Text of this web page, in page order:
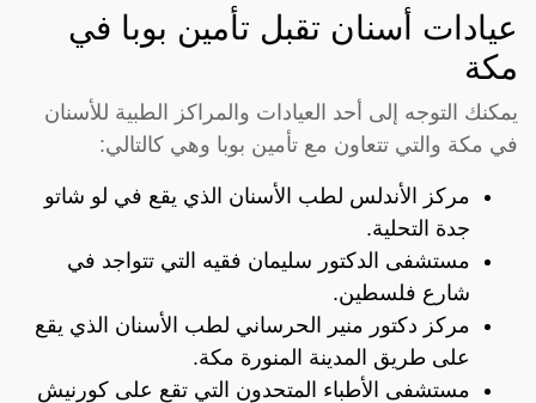
عيادات أسنان تقبل تأمين بوبا في
مكة
يمكنك التوجه إلى أحد العيادات والمراكز الطبية للأسنان
في مكة والتي تتعاون مع تأمين بوبا وهي كالتالي:
مركز الأندلس لطب الأسنان الذي يقع في لو شاتو
جدة التحلية.
مستشفى الدكتور سليمان فقيه التي تتواجد في
شارع فلسطين.
مركز دكتور منير الحرساني لطب الأسنان الذي يقع
على طريق المدينة المنورة مكة.
مستشفى الأطباء المتحدون التي تقع على كورنيش